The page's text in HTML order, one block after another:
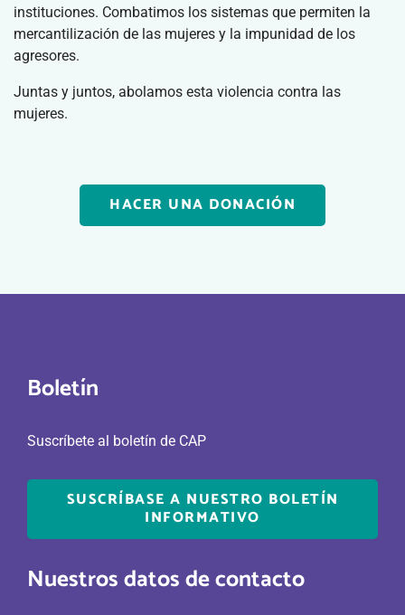
instituciones. Combatimos los sistemas que permiten la
mercantilización de las mujeres y la impunidad de los
agresores.
Juntas y juntos, abolamos esta violencia contra las
mujeres.
HACER UNA DONACIÓN
Nuestros datos de contacto
Boletín
Suscríbete al boletín de CAP
SUSCRÍBASE A NUESTRO BOLETÍN
INFORMATIVO